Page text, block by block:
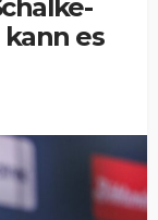
kann es